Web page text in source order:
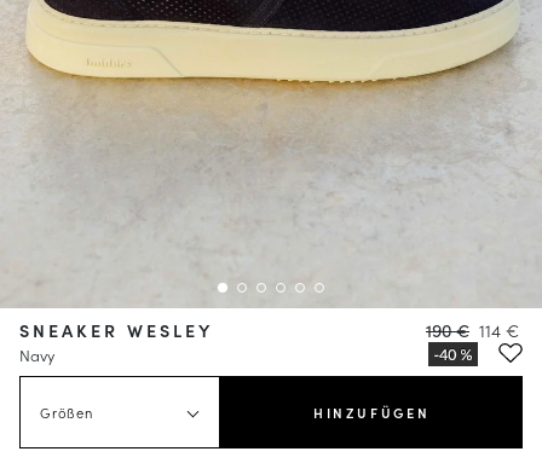
SNEAKER WESLEY
Navy
190 € 114 €
Größen HINZUFÜGEN